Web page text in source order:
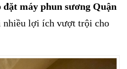
đặt máy phun sương Quận
nhiều lợi ích vượt trội cho